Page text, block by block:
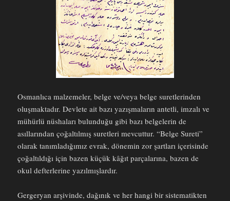
Osmanlıca malzemeler, belge ve/veya belge suretlerinden
oluşmaktadır. Devlete ait bazı yazışmaların antetli, imzalı ve
mühürlü nüshaları bulunduğu gibi bazı belgelerin de
asıllarından çoğaltılmış suretleri mevcuttur. “Belge Sureti”
olarak tanımladığımız evrak, dönemin zor şartları içerisinde
çoğaltıldığı için bazen küçük kâğıt parçalarına, bazen de
okul defterlerine yazılmışlardır.
Gergeryan arşivinde, dağınık ve her hangi bir sistematikten